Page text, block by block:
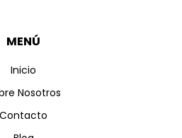
MENÚ
Inicio
Nosotros
Contacto